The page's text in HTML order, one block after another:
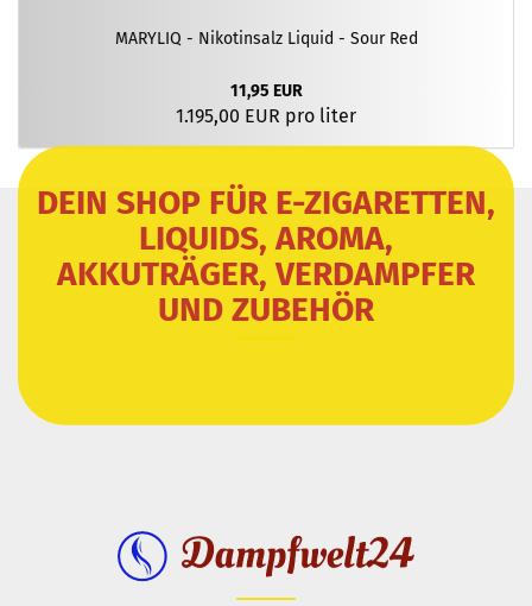
MARYLIQ - Nikotinsalz Liquid - Sour Red
11,95 EUR
1.195,00 EUR pro liter
DEIN SHOP FÜR E-ZIGARETTEN,
LIQUIDS, AROMA,
AKKUTRÄGER, VERDAMPFER
UND ZUBEHÖR